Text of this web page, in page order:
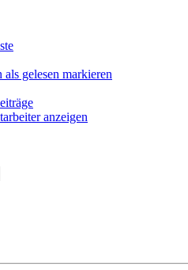
gelesen markieren
anzeigen